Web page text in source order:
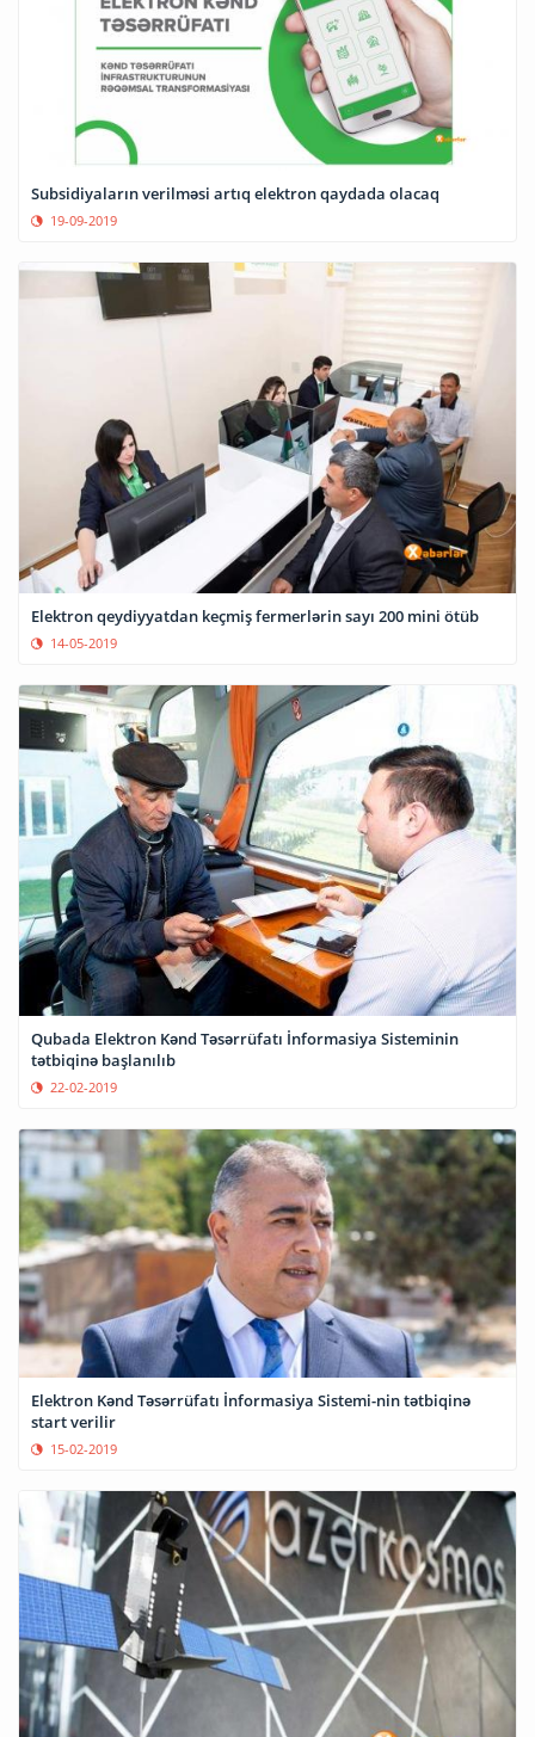
Subsidiyaların verilməsi artıq elektron qaydada olacaq
19-09-2019
Elektron qeydiyyatdan keçmiş fermerlərin sayı 200 mini ötüb
14-05-2019
Qubada Elektron Kənd Təsərrüfatı İnformasiya Sisteminin
tətbiqinə başlanılıb
22-02-2019
Elektron Kənd Təsərrüfatı İnformasiya Sistemi-nin tətbiqinə
start verilir
15-02-2019